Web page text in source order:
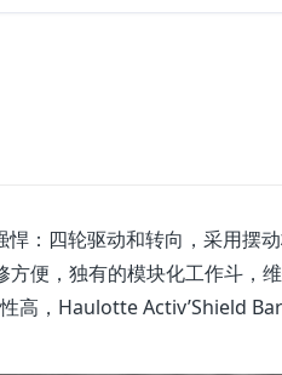
悍：四轮驱动和转向，采用摆
便，独有的模块化工作斗，
高，Haulotte Activ’Shield